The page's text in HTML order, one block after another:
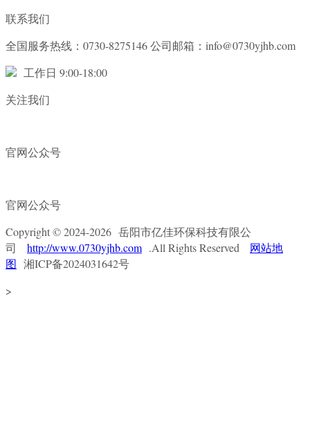
联系我们
全国服务热线：0730-8275146公司邮箱：info@0730yjhb.com
工作日 9:00-18:00
关注我们
官网公众号
官网公众号
Copyright © 2024-2026 岳阳市亿佳环保科技有限公
司 http://www.0730yjhb.com .All Rights Reserved 网站地
图 湘ICP备2024031642号
>